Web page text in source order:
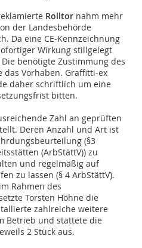
Rolltor nahm mehr
der Landesbehörde
Da eine CE-Kennzeichnung
Wirkung stillgelegt
benötigte Zustimmung des
das Vorhaben. Graffitti-ex
daher schriftlich um eine
bitten.
Zahl an geprüften
Deren Anzahl und Art ist
(§3
(ArbStättV)) zu
und regelmäßig auf
zu lassen (§ 4 ArbStättV).
Rahmen des
Torsten Höhne die
zahlreiche weitere
Betrieb und stattete die
2 Stück aus.